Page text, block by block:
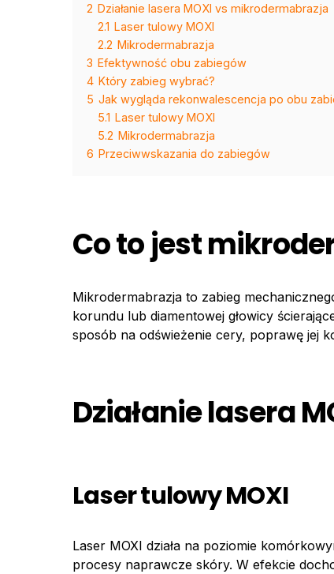
2 Działanie lasera MOXI vs mikrodermabrazja
2.1 Laser tulowy MOXI
2.2 Mikrodermabrazja
3 Efektywność obu zabiegów
4 Który zabieg wybrać?
5 Jak wygląda rekonwalescencja po obu
5.1 Laser tulowy MOXI
5.2 Mikrodermabrazja
6 Przeciwwskazania do zabiegów
Co to jest
Mikrodermabrazja to zabieg
korundu lub diamentowej głowicy
sposób na odświeżenie cery, poprawę jej
Działanie lasera
Laser tulowy MOXI
Laser MOXI działa na poziomie
procesy naprawcze skóry. W efekcie